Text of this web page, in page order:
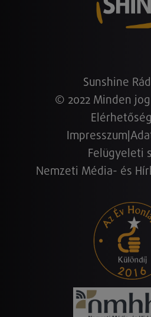
Sunshine
© 2022 Minden
Impresszum
Felügyeleti
Nemzeti Média- és